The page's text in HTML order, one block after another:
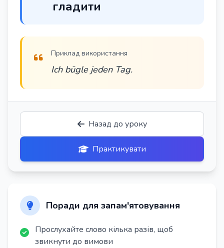
гладити
Приклад використання
Ich bügle jeden Tag.
Назад до уроку
Практикувати
Поради для запам'ятовування
Прослухайте слово кілька разів, щоб
звикнути до вимови